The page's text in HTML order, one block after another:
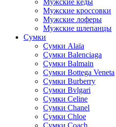
Мужские кроссовки
Мужские лоферы
Мужские шлепанцы
Сумки
Cумки Alaïa
Сумки Balenciaga
Сумки Balmain
Сумки Bottega Veneta
Сумки Burberry
Сумки Bvlgari
Сумки Celine
Сумки Chanel
Сумки Chloe
Сумки Coach